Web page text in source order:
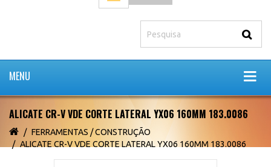
MENU
ALICATE CR-V VDE CORTE LATERAL YX06 160MM 183.0086
FERRAMENTAS / CONSTRUÇÃO
ALICATE CR-V VDE CORTE LATERAL YX06 160MM 183.0086